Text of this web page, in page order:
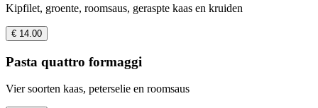
Kipfilet, groente, roomsaus, geraspte kaas en kruiden
€ 14.00
Pasta quattro formaggi
Vier soorten kaas, peterselie en roomsaus